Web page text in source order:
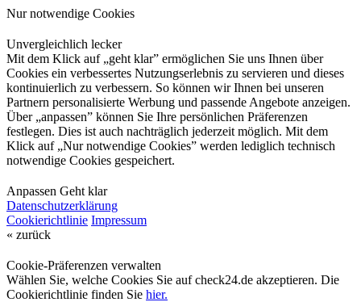
Nur notwendige Cookies
Unvergleichlich lecker
Mit dem Klick auf „geht klar” ermöglichen Sie uns Ihnen über
Cookies ein verbessertes Nutzungserlebnis zu servieren und dieses
kontinuierlich zu verbessern. So können wir Ihnen bei unseren
Partnern personalisierte Werbung und passende Angebote anzeigen.
Über „anpassen” können Sie Ihre persönlichen Präferenzen
festlegen. Dies ist auch nachträglich jederzeit möglich. Mit dem
Klick auf „Nur notwendige Cookies” werden lediglich technisch
notwendige Cookies gespeichert.
Anpassen Geht klar
Datenschutzerklärung
Cookierichtlinie Impressum
« zurück
Cookie-Präferenzen verwalten
Wählen Sie, welche Cookies Sie auf check24.de akzeptieren. Die
Cookierichtlinie finden Sie hier.